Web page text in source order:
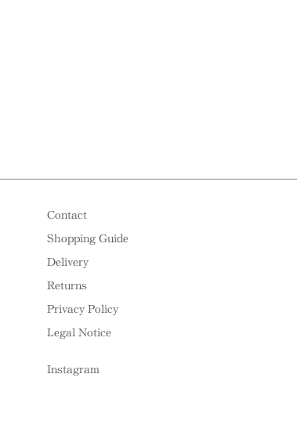
Contact
Shopping Guide
Delivery
Returns
Privacy Policy
Legal Notice
Instagram